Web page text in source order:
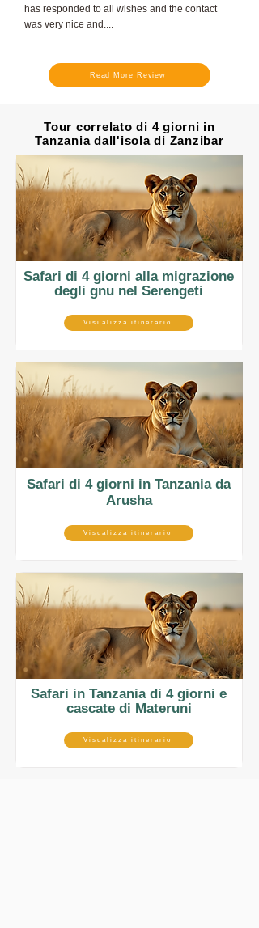
has responded to all wishes and the contact
was very nice and....
Read More Review
Tour correlato di 4 giorni in
Tanzania dall'isola di Zanzibar
Safari di 4 giorni alla migrazione
degli gnu nel Serengeti
Visualizza itinerario
Safari di 4 giorni in Tanzania da
Arusha
Visualizza itinerario
Safari in Tanzania di 4 giorni e
cascate di Materuni
Visualizza itinerario